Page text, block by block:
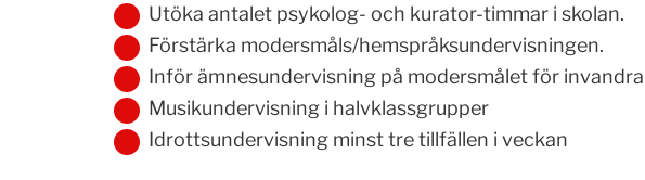
Utöka antalet psykolog- och kurator-timmar i skolan.
Förstärka modersmåls/hemspråksundervisningen.
Inför ämnesundervisning på modersmålet för
Musikundervisning i halvklassgrupper
Idrottsundervisning minst tre tillfällen i veckan